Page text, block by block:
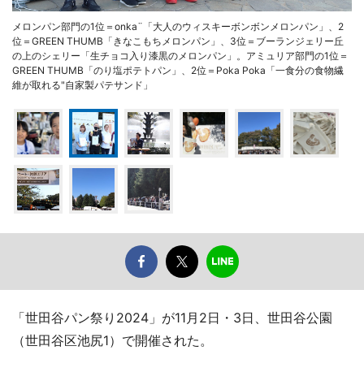
メロンパン部門の1位＝onka¨「大人のウィスキーボンボンメロンパン」、2
位＝GREEN THUMB「きなこもちメロンパン」、3位＝ブーランジェリー丘
の上のシェリー「生チョコ入り漆黒のメロンパン」。アミュリア部門の1位＝
GREEN THUMB「のり塩ポテトパン」、2位＝Poka Poka「一食分の食物繊
維が取れる"自家製パテサンド」
「世田谷パン祭り2024」が11月2日・3日、世田谷公園
（世田谷区池尻1）で開催された。